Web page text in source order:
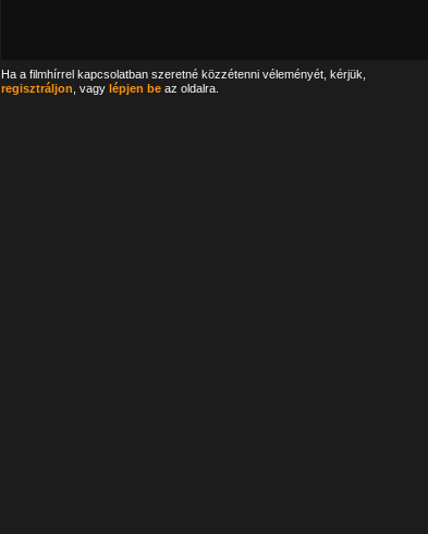
Ha a filmhírrel kapcsolatban szeretné közzétenni véleményét, kérjük,
regisztráljon , vagy lépjen beaz oldalra.